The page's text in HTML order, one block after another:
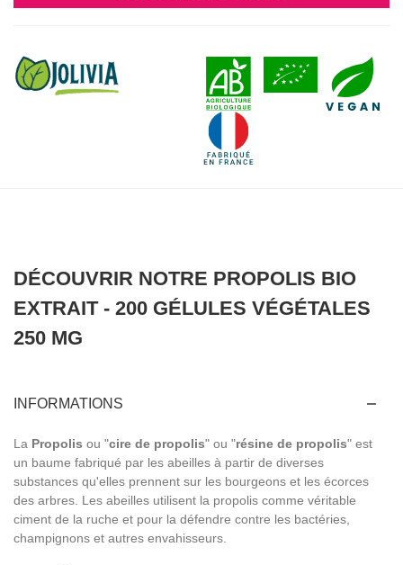
DÉCOUVRIR NOTRE PROPOLIS BIO
EXTRAIT - 200 GÉLULES VÉGÉTALES
250 MG
INFORMATIONS
La Propolis ou "cire de propolis" ou "résine de propolis" est
un baume fabriqué par les abeilles à partir de diverses
substances qu'elles prennent sur les bourgeons et les écorces
des arbres. Les abeilles utilisent la propolis comme véritable
ciment de la ruche et pour la défendre contre les bactéries,
champignons et autres envahisseurs.